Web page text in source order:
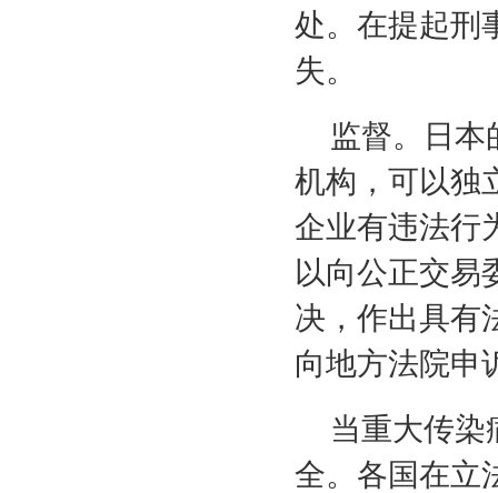
处。在提起刑
失。
监督。日本
机构，可以独
企业有违法行
以向公正交易
决，作出具有
向地方法院申
当重大传染
全。各国在立